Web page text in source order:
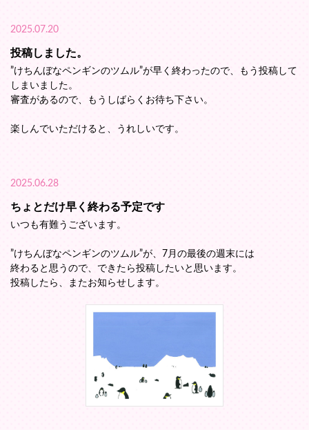
2025.07.20
投稿しました。
”けちんぼなペンギンのツムル”が早く終わったので、もう投稿して
しまいました。
審査があるので、もうしばらくお待ち下さい。
楽しんでいただけると、うれしいです。
2025.06.28
ちょとだけ早く終わる予定です
いつも有難うございます。
”けちんぼなペンギンのツムル”が、7月の最後の週末には
終わると思うので、できたら投稿したいと思います。
投稿したら、またお知らせします。